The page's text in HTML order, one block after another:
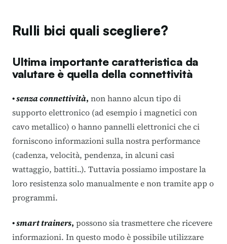
Rulli bici quali scegliere?
Ultima importante caratteristica da
valutare è quella della connettività
•senza connettività, non hanno alcun tipo di
supporto elettronico (ad esempio i magnetici con
cavo metallico) o hanno pannelli elettronici che ci
forniscono informazioni sulla nostra performance
(cadenza, velocità, pendenza, in alcuni casi
wattaggio, battiti..). Tuttavia possiamo impostare la
loro resistenza solo manualmente e non tramite app o
programmi.
•smart trainers, possono sia trasmettere che ricevere
informazioni. In questo modo è possibile utilizzare